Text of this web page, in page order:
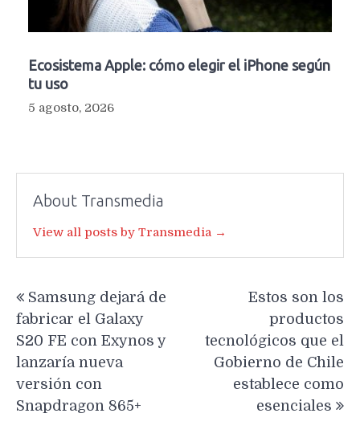
Ecosistema Apple: cómo elegir el iPhone según
tu uso
5 agosto, 2026
About Transmedia
View all posts by Transmedia →
de
entradas
Samsung dejará de
fabricar el Galaxy
S20 FE con Exynos y
lanzaría nueva
versión con
Snapdragon 865+
Estos son los
productos
tecnológicos que el
Gobierno de Chile
establece como
esenciales